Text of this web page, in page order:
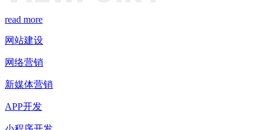
read more
网站建设
网络营销
新媒体营销
APP开发